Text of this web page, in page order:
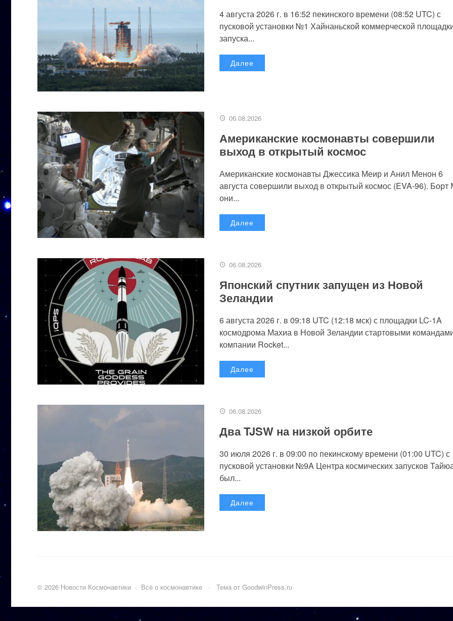
4 августа 2026 г. в 16:52 пекинского времени (08:52 UTC) с
пусковой установки №1 Хайнаньской коммерческой
запуска...
Далее
06.08.2026
Американские космонавты совершили
выход в открытый космос
Американские космонавты Джессика Меир и Анил Менон 6
августа совершили выход в открытый космос (EVA-96).
они...
Далее
06.08.2026
Японский спутник запущен из Новой
Зеландии
6 августа 2026 г. в 09:18 UTC (12:18 мск) с площадки LC-1A
космодрома Махиа в Новой Зеландии стартовыми
компании Rocket...
Далее
06.08.2026
Два TJSW на низкой орбите
30 июля 2026 г. в 09:00 по пекинскому времени (01:00 UTC) с
пусковой установки №9A Центра космических запусков
был...
Далее
© 2026 Новости Космонавтики · Всё о космонавтике · Тема от GoodwinPress.ru